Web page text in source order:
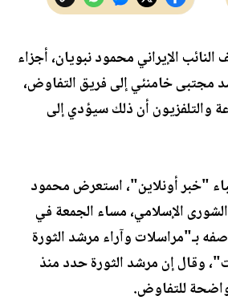
الإيراني محمود نبويان، أجزاء
مجتبى خامنئي إلى فريق التفاوض،
والتلفزيون أن ذلك سيؤدي إلى
"خبر أونلاين"، استعرض محمود
الإسلامي، مساء الجمعة في
بـ"مراسلات وآراء مرشد الثورة
وقال إن مرشد الثورة حدد منذ
للتفاوض.